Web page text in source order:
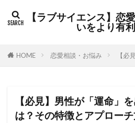
【ラブサイエンス】恋
いをより有
HOME 恋愛相談・お悩み 【必
【必見】男性が「運命」
は？その特徴とアプロー
カテゴリー
検索